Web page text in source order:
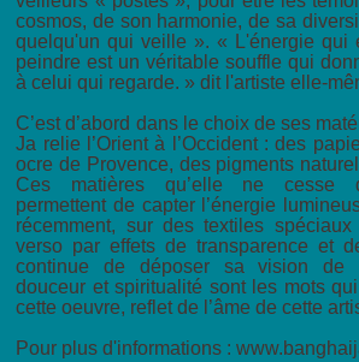
cosmos, de son harmonie, de sa
quelqu'un qui veille ». « L'énergie qui
peindre est un véritable souffle qui
à celui qui regarde. » dit l'artiste elle-
C’est d’abord dans le choix de ses
Ja relie l’Orient à l’Occident : des
ocre de Provence, des pigments
Ces matières qu’elle ne cesse
permettent de capter l’énergie
récemment, sur des textiles spéciaux
verso par effets de transparence et
continue de déposer sa vision de
douceur et spiritualité sont les mots
cette oeuvre, reflet de l’âme de cette
Pour plus d'informations :